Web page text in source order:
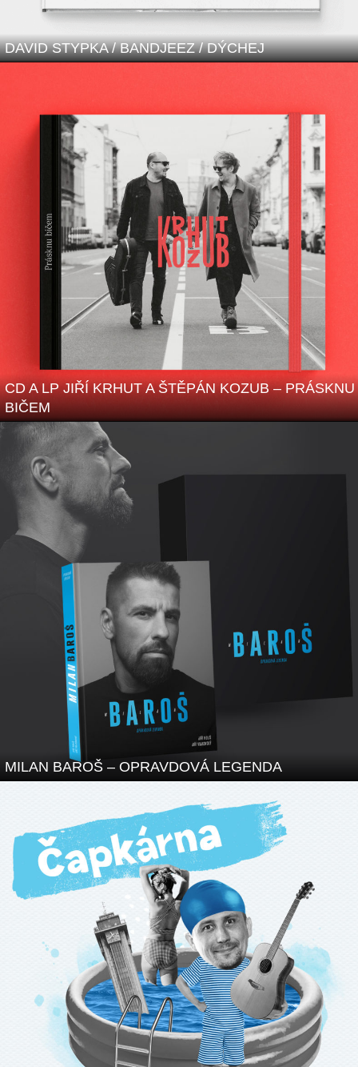
DAVID STYPKA / BANDJEEZ / DÝCHEJ
CD A LP JIŘÍ KRHUT A ŠTĚPÁN KOZUB – PRÁSKNU
BIČEM
MILAN BAROŠ – OPRAVDOVÁ LEGENDA